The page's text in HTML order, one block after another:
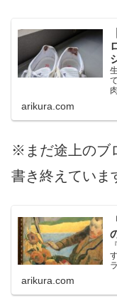
arikura.com
※まだ途上のブ
書き終えていま
arikura.com